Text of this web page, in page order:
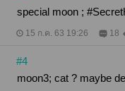
special
15 ก.ค. 63 19:26 18
#4
moon3; cat ?